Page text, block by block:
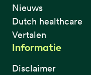
Nieuws
Dutch healthcare
Vertalen
Informatie
Disclaimer